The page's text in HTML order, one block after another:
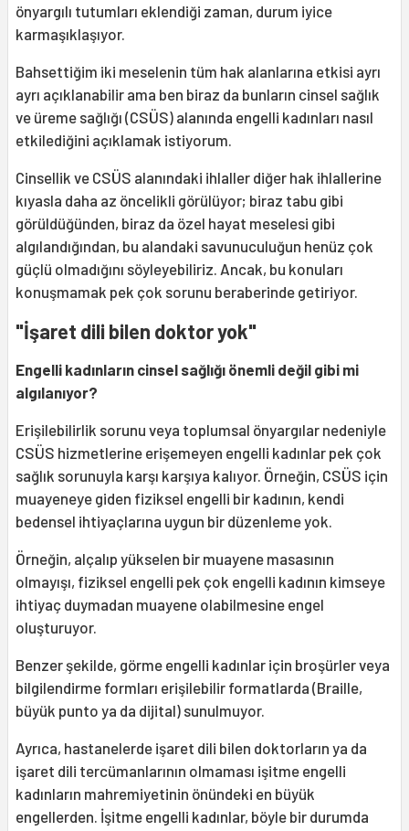
önyargılı tutumları eklendiği zaman, durum iyice
karmaşıklaşıyor.
Bahsettiğim iki meselenin tüm hak alanlarına etkisi ayrı
ayrı açıklanabilir ama ben biraz da bunların cinsel sağlık
ve üreme sağlığı (CSÜS) alanında engelli kadınları nasıl
etkilediğini açıklamak istiyorum.
Cinsellik ve CSÜS alanındaki ihlaller diğer hak ihlallerine
kıyasla daha az öncelikli görülüyor; biraz tabu gibi
görüldüğünden, biraz da özel hayat meselesi gibi
algılandığından, bu alandaki savunuculuğun henüz çok
güçlü olmadığını söyleyebiliriz. Ancak, bu konuları
konuşmamak pek çok sorunu beraberinde getiriyor.
"İşaret dili bilen doktor yok"
Engelli kadınların cinsel sağlığı önemli değil gibi mi
algılanıyor?
Erişilebilirlik sorunu veya toplumsal önyargılar nedeniyle
CSÜS hizmetlerine erişemeyen engelli kadınlar pek çok
sağlık sorunuyla karşı karşıya kalıyor. Örneğin, CSÜS için
muayeneye giden fiziksel engelli bir kadının, kendi
bedensel ihtiyaçlarına uygun bir düzenleme yok.
Örneğin, alçalıp yükselen bir muayene masasının
olmayışı, fiziksel engelli pek çok engelli kadının kimseye
ihtiyaç duymadan muayene olabilmesine engel
oluşturuyor.
Benzer şekilde, görme engelli kadınlar için broşürler veya
bilgilendirme formları erişilebilir formatlarda (Braille,
büyük punto ya da dijital) sunulmuyor.
Ayrıca, hastanelerde işaret dili bilen doktorların ya da
işaret dili tercümanlarının olmaması işitme engelli
kadınların mahremiyetinin önündeki en büyük
engellerden. İşitme engelli kadınlar, böyle bir durumda